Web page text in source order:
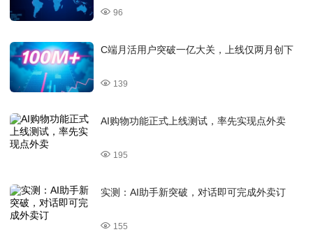
96
C端月活用户突破一亿大关，上线仅两月创下
139
AI购物功能正式上线测试，率先实现点外卖
195
实测：AI助手新突破，对话即可完成外卖订
155